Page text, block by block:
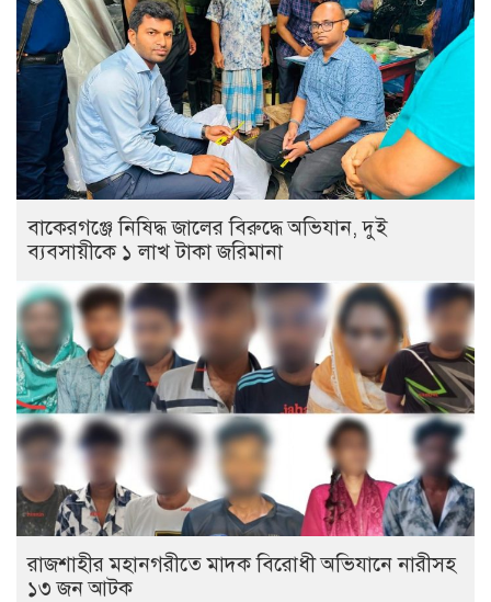
বাকেরগঞ্জে নিষিদ্ধ জালের বিরুদ্ধে অভিযান, দুই
ব্যবসায়ীকে ১ লাখ টাকা জরিমানা
রাজশাহীর মহানগরীতে মাদক বিরোধী অভিযানে নারীসহ
১৩ জন আটক